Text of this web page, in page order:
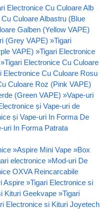
Electronice Cu Culoare Alb
Culoare Albastru (Blue
Galben (Yellow VAPE)
(Grey VAPE) »Tigari
VAPE) »Tigari Electronice
»Tigari Electronice Cu Culoare
Electronice Cu Culoare Rosu
Culoare Roz (Pink VAPE)
(Green VAPE) »Vape-uri
și Vape-uri de
și Vape-uri In Forma De
uri In Forma Patrata
»Aspire Mini Vape »Box
electronice »Mod-uri De
OXVA Reincarcabile
Aspire »Tigari Electronice si
Kituri Geekvape »Tigari
Electronice si Kituri Joyetech